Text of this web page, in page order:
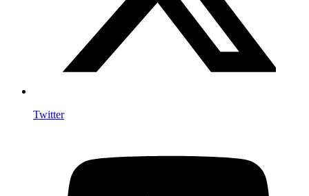
Twitter